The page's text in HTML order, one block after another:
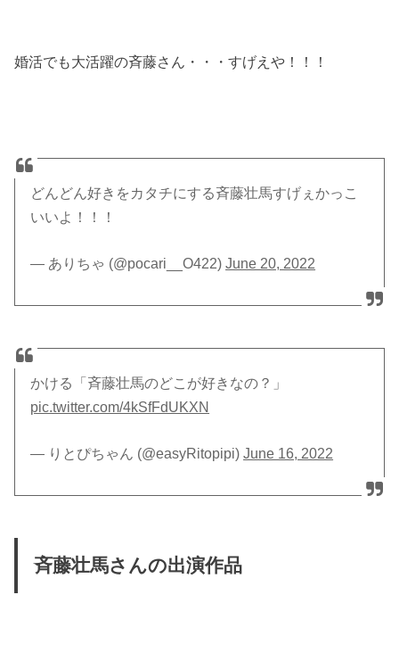
婚活でも大活躍の斉藤さん・・・すげえや！！！
どんどん好きをカタチにする斉藤壮馬すげぇかっこ
いいよ！！！
— ありちゃ (@pocari__O422)June 20, 2022
かける「斉藤壮馬のどこが好きなの？」
pic.twitter.com/4kSfFdUKXN
— りとぴちゃん (@easyRitopipi)June 16, 2022
斉藤壮馬さんの出演作品